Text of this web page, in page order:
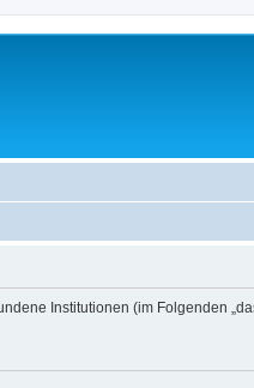
Institutionen (im Folgenden